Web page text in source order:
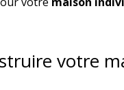
votre